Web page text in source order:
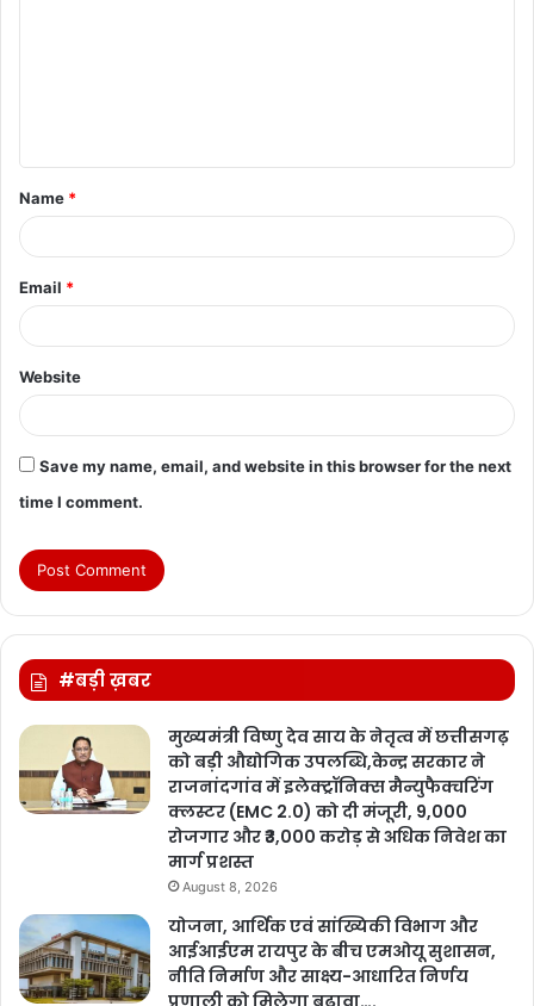
t
*
Name *
Email *
Website
Save my name, email, and website in this browser for the next
time I comment.
#बड़ी ख़बर
मुख्यमंत्री विष्णु देव साय के नेतृत्व में छत्तीसगढ़
को बड़ी औद्योगिक उपलब्धि,केन्द्र सरकार ने
राजनांदगांव में इलेक्ट्रॉनिक्स मैन्युफैक्चरिंग
क्लस्टर (EMC 2.0) को दी मंजूरी, 9,000
रोजगार और ₹3,000 करोड़ से अधिक निवेश का
मार्ग प्रशस्त
August 8, 2026
योजना, आर्थिक एवं सांख्यिकी विभाग और
आईआईएम रायपुर के बीच एमओयू सुशासन,
नीति निर्माण और साक्ष्य-आधारित निर्णय